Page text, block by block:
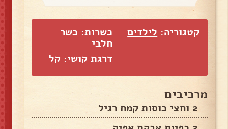
קטגוריה: לילדים
כשרות: כשר
חלבי
דרגת קושי: קל
מרכיבים
2 וחצי כוסות קמח רגיל